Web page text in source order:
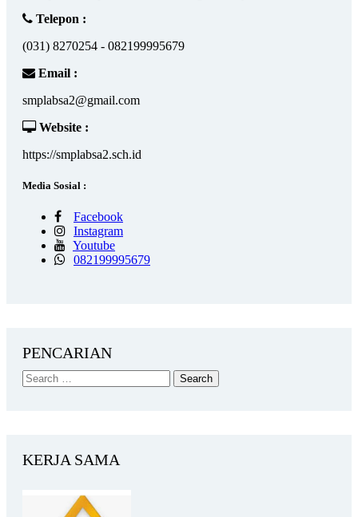
Telepon :
(031) 8270254 - 082199995679
Email :
smplabsa2@gmail.com
Website :
https://smplabsa2.sch.id
Media Sosial :
Facebook
Instagram
Youtube
082199995679
PENCARIAN
KERJA SAMA